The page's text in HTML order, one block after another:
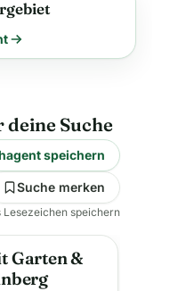
Suche
speichern
Suche merken
Lesezeichen speichern
Garten &